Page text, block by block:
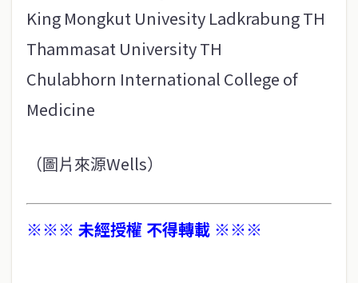
King Mongkut Univesity Ladkrabung TH
Thammasat University TH
Chulabhorn International College of
Medicine
（圖片來源Wells）
※※※ 未經授權 不得轉載 ※※※